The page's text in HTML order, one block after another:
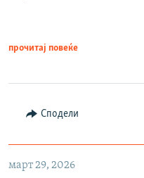
прочитај повеќе
Сподели
март 29, 2026